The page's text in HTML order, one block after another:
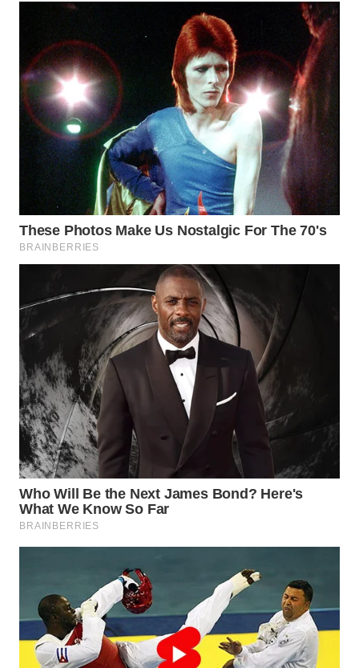
PAKPAK
WN
KARAWANG
WN
BEKASI
WN
BOGOR
DEPOK
TAPANULI
UTARA
WN
SAMOSIR
WN
PADANG
LAWAS
WN
WN
CIANJUR
WN